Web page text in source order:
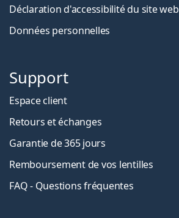
Déclaration d'accessibilité du site web
Données personnelles
Support
Espace client
Retours et échanges
Garantie de 365 jours
Remboursement de vos lentilles
FAQ - Questions fréquentes